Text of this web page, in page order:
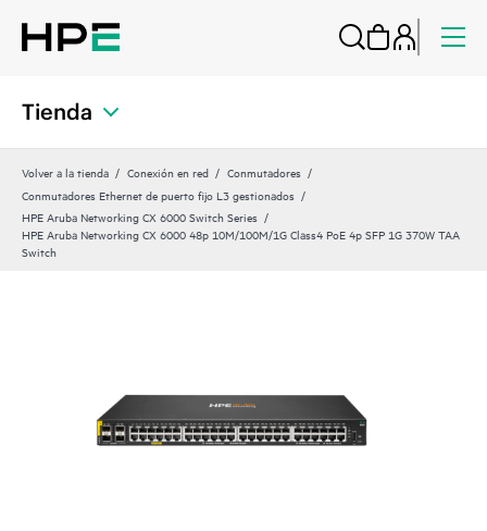
Tienda
Volver a la tienda Conexión en red
Conmutadores
Conmutadores Ethernet de puerto fijo L3 gestionados
HPE Aruba Networking CX 6000 Switch Series
HPE Aruba Networking CX 6000 48p 10M/100M/1G Class4 PoE 4p SFP 1G 370W TAA
Switch